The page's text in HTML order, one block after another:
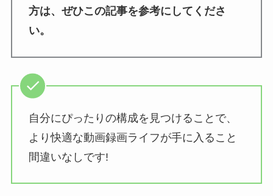
方は、ぜひこの記事を参考にしてくださ
い。
自分にぴったりの構成を見つけることで、
より快適な動画録画ライフが手に入ること
間違いなしです!